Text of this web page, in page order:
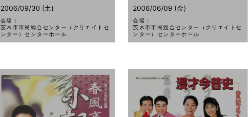
2006/09/30 (土)
会場：
茨木市市民総合センター（クリエイトセ
ンター）センターホール
2006/06/09 (金)
会場：
茨木市市民総合センター（クリエイトセ
ンター）センターホール